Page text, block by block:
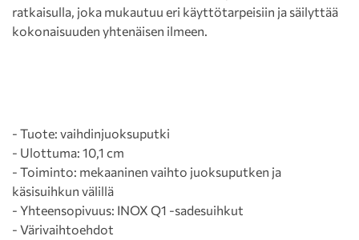
ratkaisulla, joka mukautuu eri käyttötarpeisiin ja säilyttää
kokonaisuuden yhtenäisen ilmeen.
- Tuote: vaihdinjuoksuputki
- Ulottuma: 10,1 cm
- Toiminto: mekaaninen vaihto juoksuputken ja
käsisuihkun välillä
- Yhteensopivuus: INOX Q1 -sadesuihkut
- Värivaihtoehdot